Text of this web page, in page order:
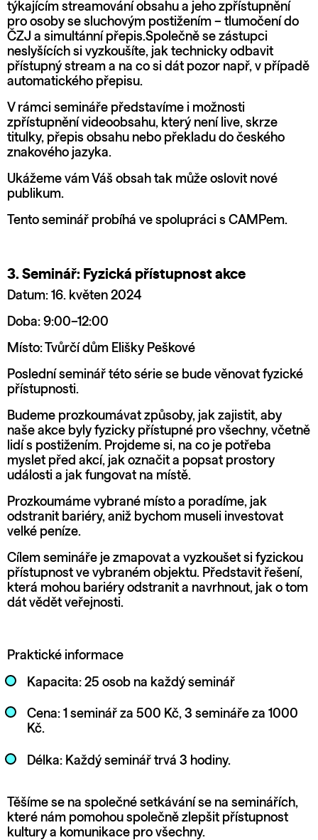
týkajícím streamování obsahu a jeho zpřístupnění
pro osoby se sluchovým postižením – tlumočení do
ČZJ a simultánní přepis.Společně se zástupci
neslyšících si vyzkoušíte, jak technicky odbavit
přístupný stream a na co si dát pozor např, v případě
automatického přepisu.
V rámci semináře představíme i možnosti
zpřístupnění videoobsahu, který není live, skrze
titulky, přepis obsahu nebo překladu do českého
znakového jazyka.
Ukážeme vám Váš obsah tak může oslovit nové
publikum.
Tento seminář probíhá ve spolupráci s CAMPem.
3. Seminář: Fyzická přístupnost akce
Datum: 16. květen 2024
Doba: 9:00–12:00
Místo: Tvůrčí dům Elišky Peškové
Poslední seminář této série se bude věnovat fyzické
přístupnosti.
Budeme prozkoumávat způsoby, jak zajistit, aby
naše akce byly fyzicky přístupné pro všechny, včetně
lidí s postižením. Projdeme si, na co je potřeba
myslet před akcí, jak označit a popsat prostory
události a jak fungovat na místě.
Prozkoumáme vybrané místo a poradíme, jak
odstranit bariéry, aniž bychom museli investovat
velké peníze.
Cílem semináře je zmapovat a vyzkoušet si fyzickou
přístupnost ve vybraném objektu. Představit řešení,
která mohou bariéry odstranit a navrhnout, jak o tom
dát vědět veřejnosti.
Praktické informace
Kapacita: 25 osob na každý seminář
Cena: 1 seminář za 500 Kč, 3 semináře za 1000
Kč.
Délka: Každý seminář trvá 3 hodiny.
Těšíme se na společné setkávání se na seminářích,
které nám pomohou společně zlepšit přístupnost
kultury a komunikace pro všechny.